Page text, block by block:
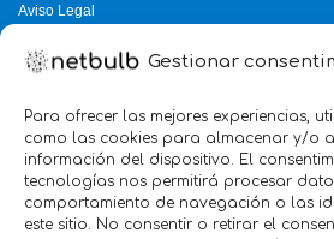
Gestionar
Para ofrecer las mejores experiencias,
como las cookies para almacenar y/o
información del dispositivo. El
tecnologías nos permitirá procesar
comportamiento de navegación o las
este sitio. No consentir o retirar el
Aviso Legal
Política de Cookies
5.0
Servicio mejor
verificado por: Trustindex